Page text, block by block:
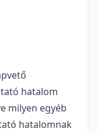
hatalom
milyen egyéb
hatalomnak